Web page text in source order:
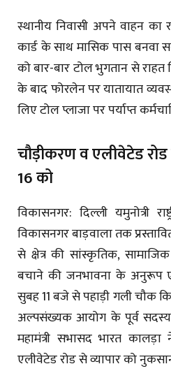
स्थानीय निवासी अपने वाहन का
कार्ड के साथ मासिक पास बनवा
को बार-बार टोल भुगतान से
के बाद फोरलेन पर यातायात
लिए टोल प्लाजा पर पर्याप्त
चौड़ीकरण व एलीवेटेड रोड
16 को
विकासनगर: दिल्ली यमुनोत्री
विकासनगर बाड़वाला तक
से क्षेत्र की सांस्कृतिक,
बचाने की जनभावना के अनुरूप
सुबह 11 बजे से पहाड़ी गली चौक
अल्पसंख्यक आयोग के पूर्व
महामंत्री सभासद भारत
एलीवेटेड रोड से व्यापार को